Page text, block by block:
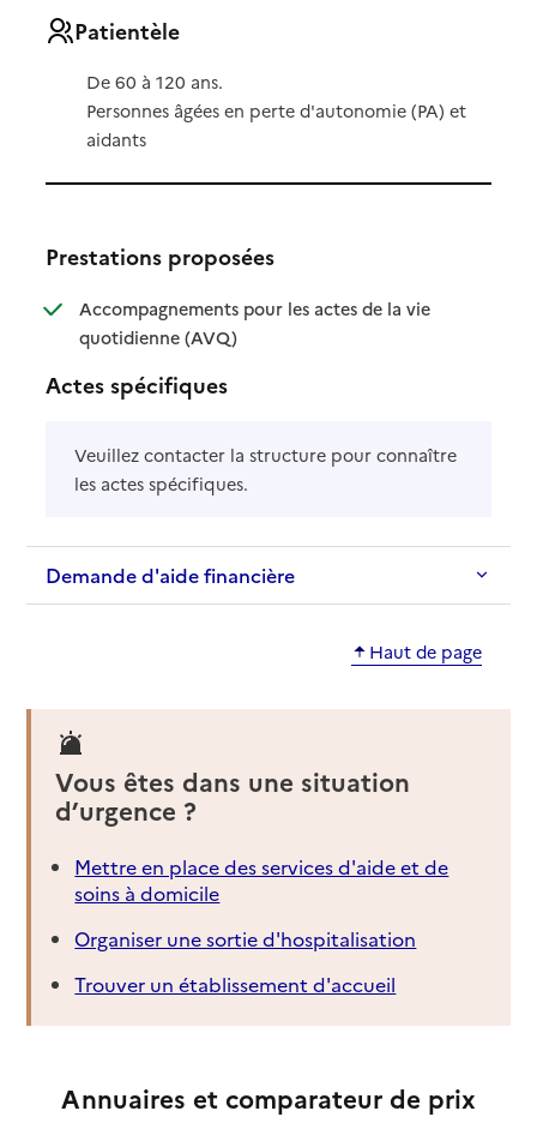
Patientèle
De 60 à 120 ans.
Personnes âgées en perte d'autonomie (PA) et
aidants
Prestations proposées
Accompagnements pour les actes de la vie
quotidienne (AVQ): disponible
: non disponible
Actes spécifiques
Veuillez contacter la structure pour connaître
les actes spécifiques.
Demande d'aide financière
Haut de page
Vous êtes dans une situation
d’urgence ?
Mettre en place des services d'aide et de
soins à domicile
Organiser une sortie d'hospitalisation
Trouver un établissement d'accueil
Annuaires et comparateur de prix